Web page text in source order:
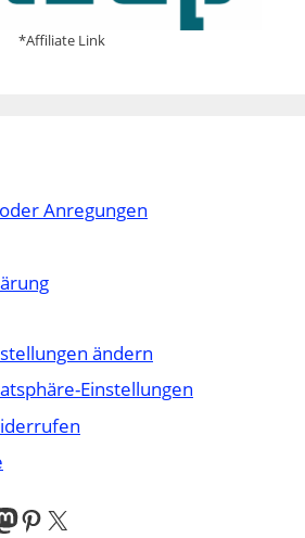
*Affiliate Link
Anregungen
ändern
Einstellungen
Pinterest
X